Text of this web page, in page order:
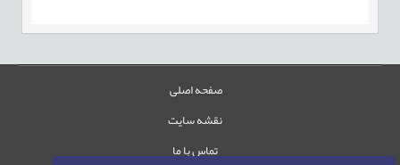
صفحه اصلی
نقشه سایت
تماس با ما